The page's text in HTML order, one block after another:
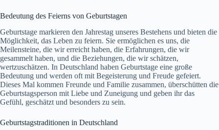
Bedeutung des Feierns von Geburtstagen
Geburtstage markieren den Jahrestag unseres Bestehens und bieten die
Möglichkeit, das Leben zu feiern. Sie ermöglichen es uns, die
Meilensteine, die wir erreicht haben, die Erfahrungen, die wir
gesammelt haben, und die Beziehungen, die wir schätzen,
wertzuschätzen. In Deutschland haben Geburtstage eine große
Bedeutung und werden oft mit Begeisterung und Freude gefeiert.
Dieses Mal kommen Freunde und Familie zusammen, überschütten die
Geburtstagsperson mit Liebe und Zuneigung und geben ihr das
Gefühl, geschätzt und besonders zu sein.
Geburtstagstraditionen in Deutschland